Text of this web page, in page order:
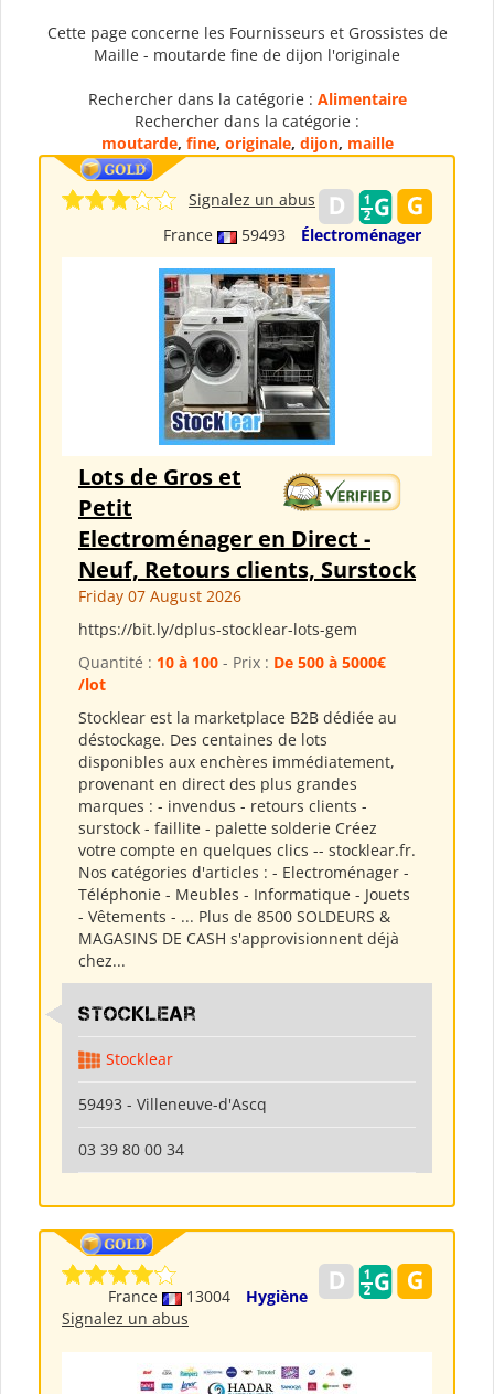
Cette page concerne les Fournisseurs et Grossistes de
Maille - moutarde fine de dijon l'originale
Rechercher dans la catégorie : Alimentaire
Rechercher dans la catégorie :
moutarde, fine, originale, dijon, maille
France 59493 Électroménager
Signalez un abus
Lots de Gros et
Petit
Electroménager en Direct -
Neuf, Retours clients, Surstock
Friday 07 August 2026
https://bit.ly/dplus-stocklear-lots-gem
Quantité : 10 à 100 - Prix : De 500 à 5000€
/lot
Stocklear est la marketplace B2B dédiée au
déstockage. Des centaines de lots
disponibles aux enchères immédiatement,
provenant en direct des plus grandes
marques : - invendus - retours clients -
surstock - faillite - palette solderie Créez
votre compte en quelques clics -- stocklear.fr.
Nos catégories d'articles : - Electroménager -
Téléphonie - Meubles - Informatique - Jouets
- Vêtements - ... Plus de 8500 SOLDEURS &
MAGASINS DE CASH s'approvisionnent déjà
chez...
Stocklear
Stocklear
59493 - Villeneuve-d'Ascq
03 39 80 00 34
France 13004
Hygiène
Signalez un abus